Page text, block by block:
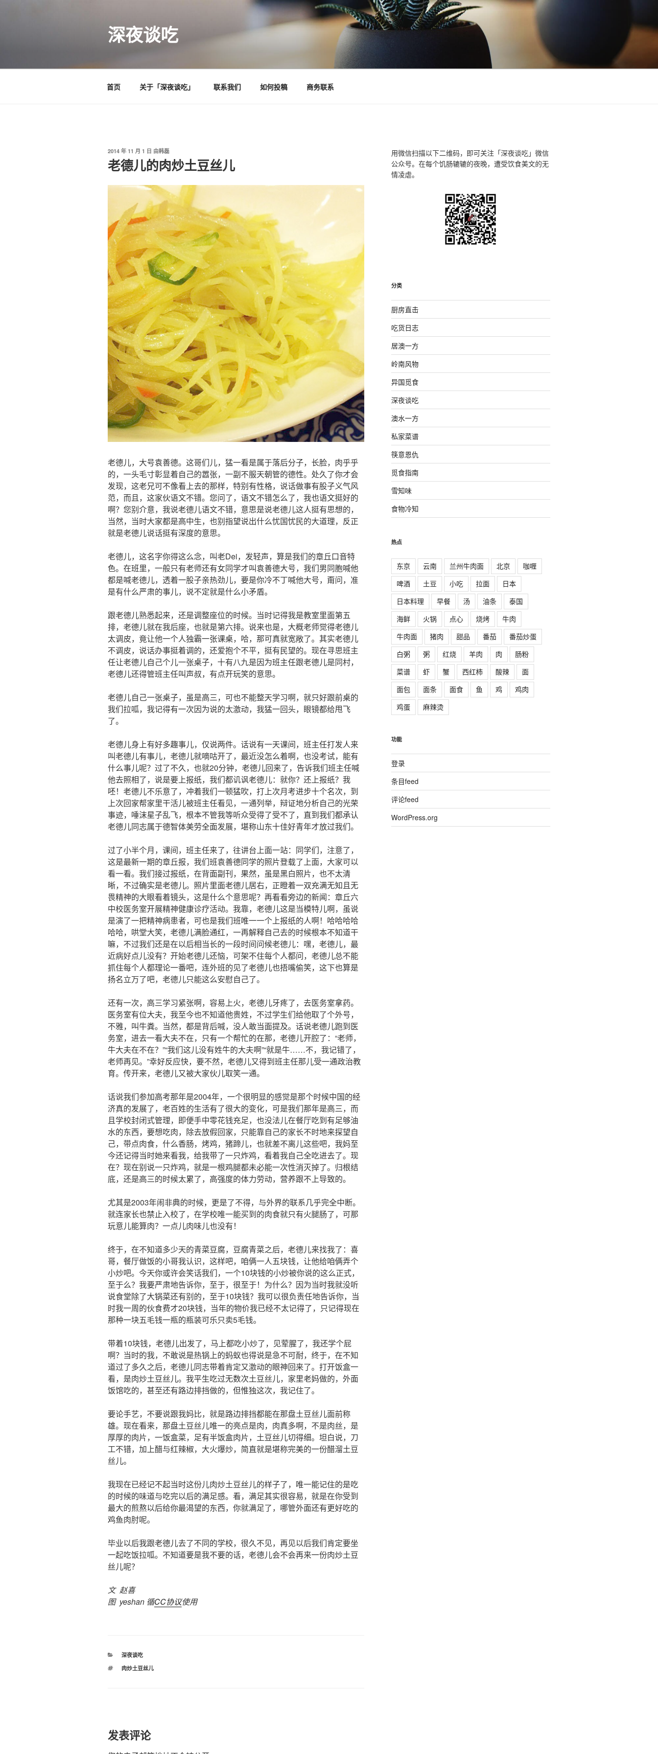
深夜谈吃
首页 关于「深夜谈吃」 联系我们 如何投稿 商务联系
发
于
2014 年 11 月 1 日 由韩磊
老德儿的肉炒土豆丝儿
老德儿，大号袁善德。这哥们儿，猛一看是属于落后分子，长脸，肉乎乎
的，一头毛寸彰显着自己的嚣张，一副不服天朝管的德性。处久了你才会
发现，这老兄可不像看上去的那样，特别有性格，说话做事有股子义气风
范，而且，这家伙语文不错。您问了，语文不错怎么了，我也语文挺好的
啊？您别介意，我说老德儿语文不错，意思是说老德儿这人挺有思想的，
当然，当时大家都是高中生，也别指望说出什么忧国忧民的大道理，反正
就是老德儿说话挺有深度的意思。
老德儿，这名字你得这么念，叫老Dei，发轻声，算是我们的章丘口音特
色。在班里，一般只有老师还有女同学才叫袁善德大号，我们男同胞喊他
都是喊老德儿，透着一股子亲热劲儿，要是你冷不丁喊他大号，甭问，准
是有什么严肃的事儿，说不定就是什么小矛盾。
跟老德儿熟悉起来，还是调整座位的时候。当时记得我是教室里面第五
排，老德儿就在我后座，也就是第六排。说来也是，大概老师觉得老德儿
太调皮，竟让他一个人独霸一张课桌，哈，那可真就宽敞了。其实老德儿
不调皮，说话办事挺着调的，还爱抱个不平，挺有民望的。现在寻思班主
任让老德儿自己个儿一张桌子，十有八九是因为班主任跟老德儿是同村，
老德儿还得管班主任叫声叔，有点开玩笑的意思。
老德儿自己一张桌子，虽是高三，可也不能整天学习啊，就只好跟前桌的
我们拉呱，我记得有一次因为说的太激动，我猛一回头，眼镜都给甩飞
了。
老德儿身上有好多趣事儿，仅说两件。话说有一天课间，班主任打发人来
叫老德儿有事儿，老德儿就嘀咕开了，最近没怎么着啊，也没考试，能有
什么事儿呢？过了不久，也就20分钟，老德儿回来了，告诉我们班主任喊
他去照相了，说是要上报纸，我们都讥讽老德儿：就你？还上报纸？我
呸！老德儿不乐意了，冲着我们一顿猛吹，打上次月考进步十个名次，到
上次回家帮家里干活儿被班主任看见，一通列举，辩证地分析自己的光荣
事迹，唾沫星子乱飞，根本不管我等听众受得了受不了，直到我们都承认
老德儿同志属于德智体美劳全面发展，堪称山东十佳好青年才放过我们。
过了小半个月，课间，班主任来了，往讲台上面一站：同学们，注意了，
这是最新一期的章丘报，我们班袁善德同学的照片登载了上面，大家可以
看一看。我们接过报纸，在背面副刊，果然，虽是黑白照片，也不太清
晰，不过确实是老德儿。照片里面老德儿居右，正瞪着一双充满无知且无
畏精神的大眼看着镜头，这是什么个意思呢？再看看旁边的新闻：章丘六
中校医务室开展精神健康诊疗活动。我靠，老德儿这是当模特儿啊，虽说
是演了一把精神病患者，可也是我们班唯一一个上报纸的人啊！哈哈哈哈
哈哈，哄堂大笑，老德儿满脸通红，一再解释自己去的时候根本不知道干
嘛，不过我们还是在以后相当长的一段时间问候老德儿：嘿，老德儿，最
近病好点儿没有？开始老德儿还恼，可架不住每个人都问，老德儿总不能
抓住每个人都理论一番吧，连外班的见了老德儿也捂嘴偷笑，这下也算是
扬名立万了吧，老德儿只能这么安慰自己了。
还有一次，高三学习紧张啊，容易上火，老德儿牙疼了，去医务室拿药。
医务室有位大夫，我至今也不知道他贵姓，不过学生们给他取了个外号，
不雅，叫牛粪。当然，都是背后喊，没人敢当面提及。话说老德儿跑到医
务室，进去一看大夫不在，只有一个帮忙的在那，老德儿开腔了：“老师，
牛大夫在不在？”“我们这儿没有姓牛的大夫啊”“就是牛……不，我记错了，
老师再见。”幸好反应快，要不然，老德儿又得到班主任那儿受一通政治教
育。传开来，老德儿又被大家伙儿取笑一通。
话说我们参加高考那年是2004年，一个很明显的感觉是那个时候中国的经
济真的发展了，老百姓的生活有了很大的变化，可是我们那年是高三，而
且学校封闭式管理，即便手中零花钱充足，也没法儿在餐厅吃到有足够油
水的东西，要想吃肉，除去放假回家，只能靠自己的家长不时地来探望自
己，带点肉食，什么香肠，烤鸡，猪蹄儿，也就差不离儿这些吧，我妈至
今还记得当时她来看我，给我带了一只炸鸡，看着我自己全吃进去了。现
在？现在别说一只炸鸡，就是一根鸡腿都未必能一次性消灭掉了。归根结
底，还是高三的时候太累了，高强度的体力劳动，营养跟不上导致的。
尤其是2003年闹非典的时候，更是了不得，与外界的联系几乎完全中断。
就连家长也禁止入校了，在学校唯一能买到的肉食就只有火腿肠了，可那
玩意儿能算肉？一点儿肉味儿也没有！
终于，在不知道多少天的青菜豆腐，豆腐青菜之后，老德儿来找我了：喜
哥，餐厅做饭的小哥我认识，这样吧，咱俩一人五块钱，让他给咱俩弄个
小炒吧。今天你或许会笑话我们，一个10块钱的小炒被你说的这么正式，
至于么？我要严肃地告诉你，至于，很至于！为什么？因为当时我就没听
说食堂除了大锅菜还有别的，至于10块钱？我可以很负责任地告诉你，当
时我一周的伙食费才20块钱，当年的物价我已经不太记得了，只记得现在
那种一块五毛钱一瓶的瓶装可乐只卖5毛钱。
带着10块钱，老德儿出发了，马上都吃小炒了，见荤腥了，我还学个屁
啊？当时的我，不敢说是热锅上的蚂蚁也得说是急不可耐，终于，在不知
道过了多久之后，老德儿同志带着肯定又激动的眼神回来了。打开饭盒一
看，是肉炒土豆丝儿。我平生吃过无数次土豆丝儿，家里老妈做的，外面
饭馆吃的，甚至还有路边排挡做的，但惟独这次，我记住了。
要论手艺，不要说跟我妈比，就是路边排挡都能在那盘土豆丝儿面前称
雄。现在看来，那盘土豆丝儿唯一的亮点是肉，肉真多啊，不是肉丝，是
厚厚的肉片，一饭盒菜，足有半饭盒肉片，土豆丝儿切得细。坦白说，刀
工不错，加上醋与红辣椒，大火爆炒，简直就是堪称完美的一份醋溜土豆
丝儿。
我现在已经记不起当时这份儿肉炒土豆丝儿的样子了，唯一能记住的是吃
的时候的味道与吃完以后的满足感。看，满足其实很容易，就是在你受到
最大的煎熬以后给你最渴望的东西，你就满足了，哪管外面还有更好吃的
鸡鱼肉肘呢。
毕业以后我跟老德儿去了不同的学校，很久不见，再见以后我们肯定要坐
一起吃饭拉呱。不知道要是我不要的话，老德儿会不会再来一份肉炒土豆
丝儿呢？
文 赵喜
图 yeshan 循CC协议使用
分
深夜谈吃
标
肉炒土豆丝儿
发表评论
用微信扫描以下二维码，即可关注「深夜谈吃」微信
公众号。在每个饥肠辘辘的夜晚，遭受饮食美文的无
情凌虐。
分类
厨房直击
吃货日志
居澳一方
岭南风物
异国觅食
深夜谈吃
澳水一方
私家菜谱
筷意恩仇
觅食指南
雪知味
食物冷知
热点
东京 云南 兰州牛肉面 北京
咖喱
啤酒
土豆 小吃 拉面
日本
日本料理
早餐 汤 油条
泰国
海鲜
火锅 点心 烧烤
牛肉
牛肉面
猪肉 甜品 番茄
番茄炒蛋
白粥
粥 红烧 羊肉 肉
肠粉
菜谱
虾 蟹 西红柿 酸辣
面
面包
面条 面食 鱼 鸡
鸡肉
鸡蛋
麻辣烫
功能
登录
条目feed
评论feed
WordPress.org